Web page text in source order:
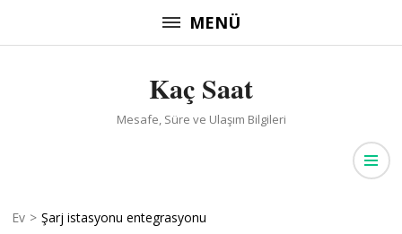
atla
MENÜ
Kaç Saat
Mesafe, Süre ve Ulaşım Bilgileri
Ev > Şarj istasyonu entegrasyonu